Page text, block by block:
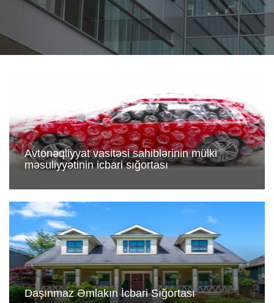
Avtonəqliyyat vasitəsi sahiblərinin mülki
məsuliyyətinin icbari sığortası
Daşınmaz Əmlakın İcbari Sığortası